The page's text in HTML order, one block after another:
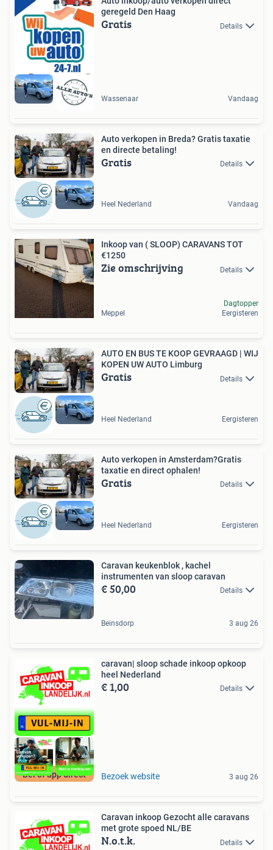
geregeld Den Haag
Gratis Details
Wassenaar Vandaag
Auto verkopen in Breda? Gratis taxatie
en directe betaling!
Gratis Details
Heel Nederland Vandaag
Inkoop van ( SLOOP) CARAVANS TOT
€1250
Zie omschrijving Details
Meppel
Dagtopper
Eergisteren
AUTO EN BUS TE KOOP GEVRAAGD | WIJ
KOPEN UW AUTO Limburg
Gratis Details
Heel Nederland Eergisteren
Auto verkopen in Amsterdam?Gratis
taxatie en direct ophalen!
Gratis Details
Heel Nederland Eergisteren
Caravan keukenblok , kachel
instrumenten van sloop caravan
€ 50,00 Details
Beinsdorp 3 aug 26
Bel of app direct
caravan| sloop schade inkoop opkoop
heel Nederland
€ 1,00 Details
Bezoek website 3 aug 26
Caravan inkoop Gezocht alle caravans
met grote spoed NL/BE
N.o.t.k. Details